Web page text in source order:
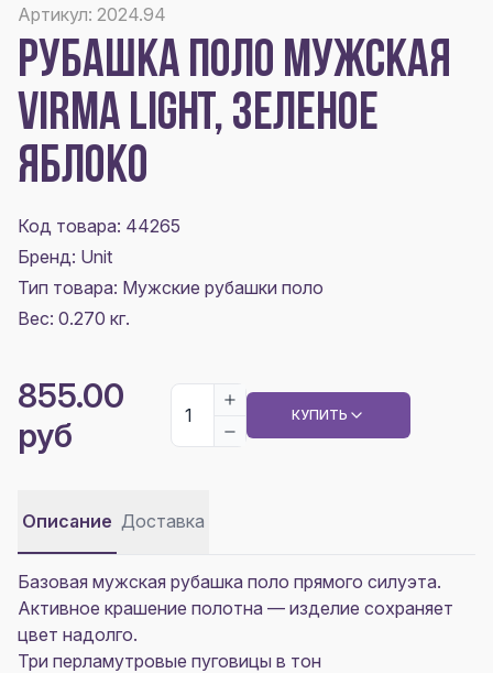
Артикул: 2024.94
РУБАШКА ПОЛО МУЖСКАЯ
VIRMA LIGHT, ЗЕЛЕНОЕ
ЯБЛОКО
Код товара: 44265
Бренд: Unit
Тип товара: Мужские рубашки поло
Вес: 0.270 кг.
855.00
руб
КУПИТЬ
Описание Доставка
Базовая мужская рубашка поло прямого силуэта.
Активное крашение полотна — изделие сохраняет
цвет надолго.
Три перламутровые пуговицы в тон